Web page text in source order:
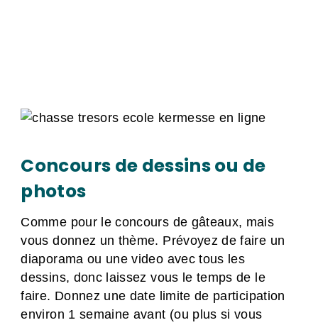
Concours de dessins ou de
photos
Comme pour le concours de gâteaux, mais
vous donnez un thème. Prévoyez de faire un
diaporama ou une video avec tous les
dessins, donc laissez vous le temps de le
faire. Donnez une date limite de participation
environ 1 semaine avant (ou plus si vous